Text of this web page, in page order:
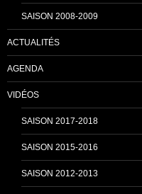
SAISON 2008-2009
ACTUALITÉS
AGENDA
VIDÉOS
SAISON 2017-2018
SAISON 2015-2016
SAISON 2012-2013